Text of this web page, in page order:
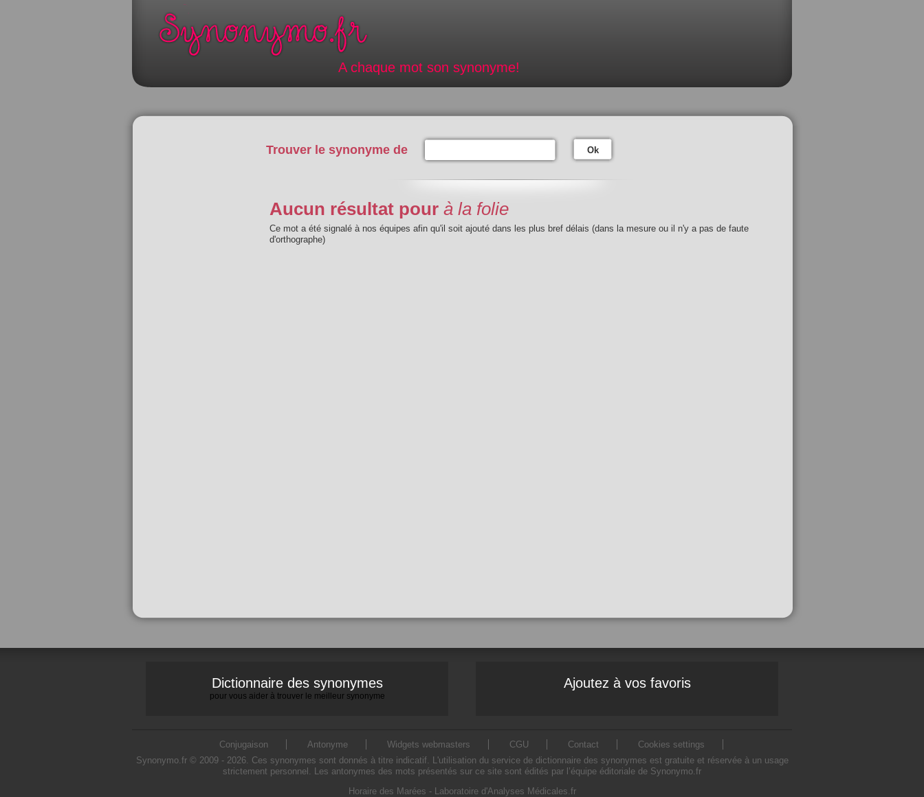
A chaque mot son synonyme!
Trouver le synonyme de Ok
Aucun résultat pour à la folie
Ce mot a été signalé à nos équipes afin qu'il soit ajouté dans les plus bref délais (dans la mesure ou il n'y a pas de faute
d'orthographe)
Dictionnaire des synonymes
pour vous aider à trouver le meilleur synonyme
Ajoutez à vos favoris
Conjugaison Antonyme Widgets webmasters CGU Contact
Cookies settings
Synonymo.fr © 2009 - 2026. Ces synonymes sont donnés à titre indicatif. L'utilisation du service de dictionnaire des synonymes est gratuite et réservée à un usage
strictement personnel. Les antonymes des mots présentés sur ce site sont édités par l’équipe éditoriale de Synonymo.fr
Horaire des Marées - Laboratoire d'Analyses Médicales.fr